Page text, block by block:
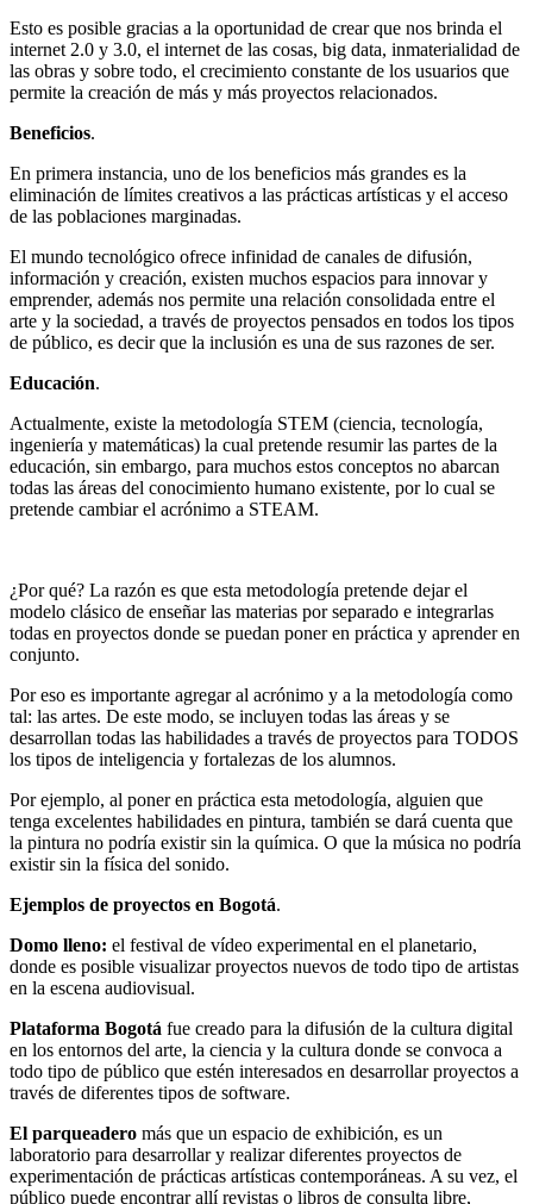
Esto es posible gracias a la oportunidad de crear que nos brinda el
internet 2.0 y 3.0, el internet de las cosas, big data, inmaterialidad de
las obras y sobre todo, el crecimiento constante de los usuarios que
permite la creación de más y más proyectos relacionados.
Beneficios.
En primera instancia, uno de los beneficios más grandes es la
eliminación de límites creativos a las prácticas artísticas y el acceso
de las poblaciones marginadas.
El mundo tecnológico ofrece infinidad de canales de difusión,
información y creación, existen muchos espacios para innovar y
emprender, además nos permite una relación consolidada entre el
arte y la sociedad, a través de proyectos pensados en todos los tipos
de público, es decir que la inclusión es una de sus razones de ser.
Educación.
Actualmente, existe la metodología STEM (ciencia, tecnología,
ingeniería y matemáticas) la cual pretende resumir las partes de la
educación, sin embargo, para muchos estos conceptos no abarcan
todas las áreas del conocimiento humano existente, por lo cual se
pretende cambiar el acrónimo a STEAM.
¿Por qué? La razón es que esta metodología pretende dejar el
modelo clásico de enseñar las materias por separado e integrarlas
todas en proyectos donde se puedan poner en práctica y aprender en
conjunto.
Por eso es importante agregar al acrónimo y a la metodología como
tal: las artes. De este modo, se incluyen todas las áreas y se
desarrollan todas las habilidades a través de proyectos para TODOS
los tipos de inteligencia y fortalezas de los alumnos.
Por ejemplo, al poner en práctica esta metodología, alguien que
tenga excelentes habilidades en pintura, también se dará cuenta que
la pintura no podría existir sin la química. O que la música no podría
existir sin la física del sonido.
Ejemplos de proyectos en Bogotá.
Domo lleno: el festival de vídeo experimental en el planetario,
donde es posible visualizar proyectos nuevos de todo tipo de artistas
en la escena audiovisual.
Plataforma Bogotá fue creado para la difusión de la cultura digital
en los entornos del arte, la ciencia y la cultura donde se convoca a
todo tipo de público que estén interesados en desarrollar proyectos a
través de diferentes tipos de software.
El parqueadero más que un espacio de exhibición, es un
laboratorio para desarrollar y realizar diferentes proyectos de
experimentación de prácticas artísticas contemporáneas. A su vez, el
público puede encontrar allí revistas o libros de consulta libre,